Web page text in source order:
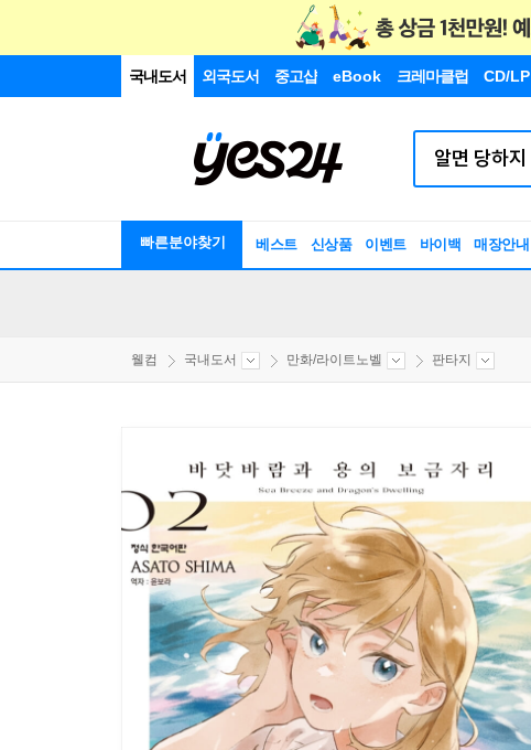
국내도서 외국도서 중고샵 eBook 크레마클럽 CD/LP
빠른분야찾기 베스트 신상품 이벤트 바이백 매장안내
웰컴 국내도서 만화/라이트노벨 판타지